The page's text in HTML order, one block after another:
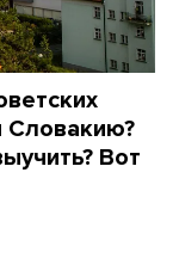
Словакию?
Вот